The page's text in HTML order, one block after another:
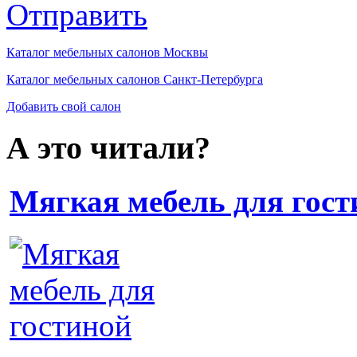
Отправить
Каталог мебельных салонов Москвы
Каталог мебельных салонов Санкт-Петербурга
Добавить свой салон
А это читали?
Мягкая мебель для